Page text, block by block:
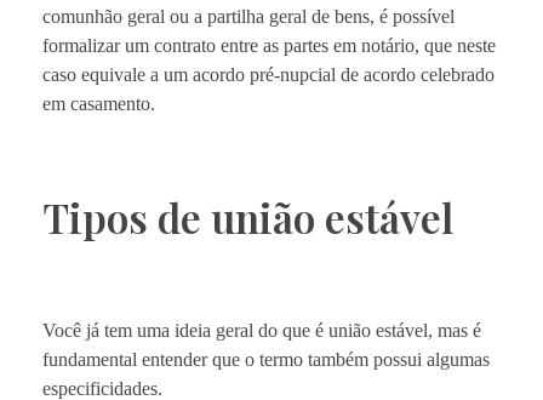
comunhão geral ou a partilha geral de bens, é possível
formalizar um contrato entre as partes em notário, que neste
caso equivale a um acordo pré-nupcial de acordo celebrado
em casamento.
Tipos de união estável
Você já tem uma ideia geral do que é união estável, mas é
fundamental entender que o termo também possui algumas
especificidades.